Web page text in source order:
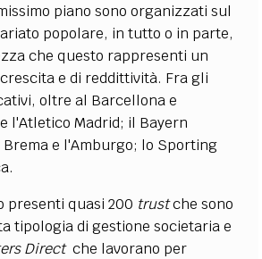
piano sono organizzati sul
popolare, in tutto o in parte,
che questo rappresenti un
e di reddittività. Fra gli
oltre al Barcellona e
l'Atletico Madrid; il Bayern
Brema e l'Amburgo; lo Sporting
presenti quasi 200 trustche sono
tipologia di gestione societaria e
Direct che lavorano per